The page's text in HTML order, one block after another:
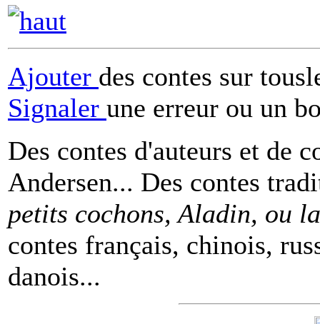
Ajouter des contes sur
Signaler une erreur ou un
Des contes d'auteurs et de
Andersen... Des contes
petits cochons, Aladin, ou
contes français, chinois,
danois...